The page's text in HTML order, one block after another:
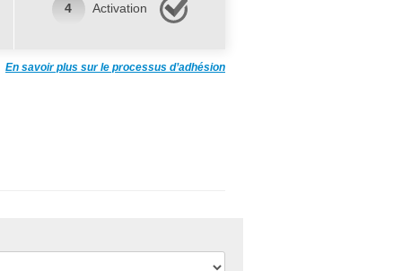
4 Activation
En savoir plus sur le processus d’adhésion